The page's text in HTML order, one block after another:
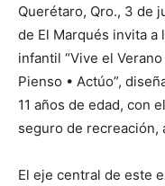
Querétaro, Qro., 3 de
de El Marqués invita
infantil “Vive el
Pienso • Actúo”,
11 años de edad, con
seguro de recreación,
El eje central de este